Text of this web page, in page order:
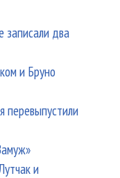
записали два
и Бруно
и